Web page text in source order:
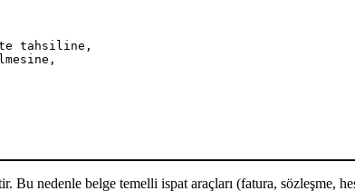
tahsiline,
Bu nedenle belge temelli ispat araçları (fatura, sözleşme,